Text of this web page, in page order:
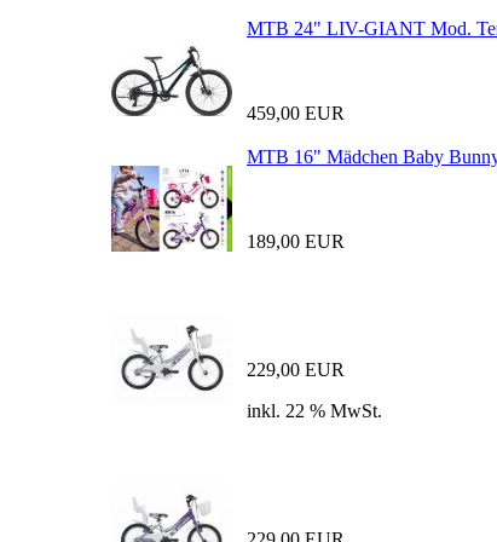
MTB 24" LIV-GIANT Mod.
459,00 EUR
MTB 16" Mädchen Baby
189,00 EUR
229,00 EUR
inkl. 22 % MwSt.